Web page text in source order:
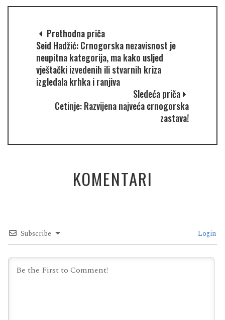
Prethodna priča
Seid Hadžić: Crnogorska nezavisnost je
neupitna kategorija, ma kako usljed
vještački izvedenih ili stvarnih kriza
izgledala krhka i ranjiva
Sledeća priča
Cetinje: Razvijena najveća crnogorska
zastava!
KOMENTARI
Subscribe Login